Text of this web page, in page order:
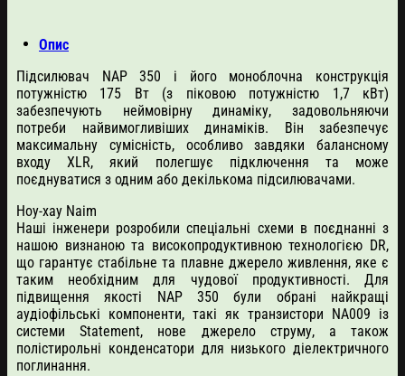
Опис
Підсилювач NAP 350 і його моноблочна конструкція
потужністю 175 Вт (з піковою потужністю 1,7 кВт)
забезпечують неймовірну динаміку, задовольняючи
потреби найвимогливіших динаміків. Він забезпечує
максимальну сумісність, особливо завдяки балансному
входу XLR, який полегшує підключення та може
поєднуватися з одним або декількома підсилювачами.
Ноу-хау Naim
Наші інженери розробили спеціальні схеми в поєднанні з
нашою визнаною та високопродуктивною технологією DR,
що гарантує стабільне та плавне джерело живлення, яке є
таким необхідним для чудової продуктивності. Для
підвищення якості NAP 350 були обрані найкращі
аудіофільські компоненти, такі як транзистори NA009 із
системи Statement, нове джерело струму, а також
полістирольні конденсатори для низького діелектричного
поглинання.